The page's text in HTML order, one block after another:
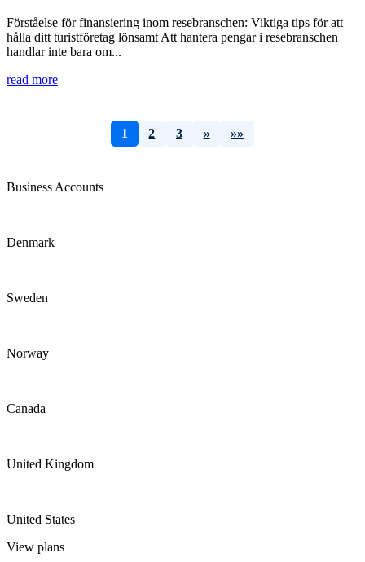
Förståelse för finansiering inom resebranschen: Viktiga tips för att
hålla ditt turistföretag lönsamt Att hantera pengar i resebranschen
handlar inte bara om...
read more
1 2 3 » »»
Business Accounts
Denmark
Sweden
Norway
Canada
United Kingdom
United States
View plans